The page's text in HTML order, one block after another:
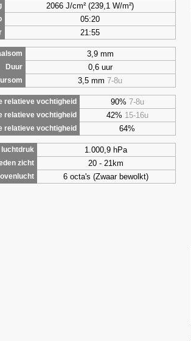
2066 J/cm² (239,1 W/m²)
05:20
21:55
3,9 mm
Duur 0,6 uur
3,5 mm7-8u
relatieve vochtigheid
90% 7-8u
relatieve vochtigheid 42% 15-16u
relatieve vochtigheid 64%
luchtdruk
1.000,9 hPa
zicht 20 - 21km
6 octa's (Zwaar bewolkt)